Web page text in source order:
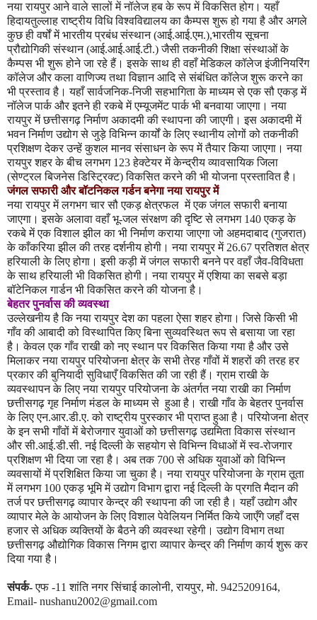
नया रायपुर आने वाले सालों में नॉलेज हब के रूप में विकसित होग। यहाँ
हिदायतुल्लाह राष्ट्रीय विधि विश्वविद्यालय का कैम्पस शुरू हो गया है और अगले
कुछ ही वर्षों में भारतीय प्रबंध संस्थान (आई.आई.एम.),भारतीय सूचना
प्रौद्योगिकी संस्थान (आई.आई.आई.टी.) जैसी तकनीकी शिक्षा संस्थाओं के
कैम्पस भी शुरू होने जा रहे हैं। इसके साथ ही वहाँ मेडिकल कॉलेज इंजीनियरिंग
कॉलेज और कला वाणिज्य तथा विज्ञान आदि से संबंधित कॉलेज शुरू करने का
भी प्रस्ताव है। यहाँ सार्वजनिक-निजी सहभागिता के माध्यम से एक सौ एकड़ में
नॉलेज पार्क और इतने ही रकबे में एम्यूजमेंट पार्क भी बनवाया जाएगा। नया
रायपुर में छत्तीसगढ़ निर्माण अकादमी की स्थापना की जाएगी। इस अकादमी में
भवन निर्माण उद्योग से जुड़े विभिन्न कार्यों के लिए स्थानीय लोगों को तकनीकी
प्रशिक्षण देकर उन्हें कुशल मानव संसाधन के रूप में तैयार किया जाएगा। नया
रायपुर शहर के बीच लगभग 123हेक्टेयर में केन्द्रीय व्यावसायिक जिला
(सेण्ट्रल बिजनेस डिस्ट्रिक्ट) विकसित करने की भी योजना प्रस्तावित है।
जंगल सफारी और बॉटनिकल गर्डन बनेगा नया रायपुर में
नया रायपुर में लगभग चार सौ एकड़ क्षेत्रफल में एक जंगल सफारी बनाया
जाएगा। इसके अलावा वहाँ भू-जल संरक्षण की दृष्टि से लगभग 140एकड़ के
रकबे में एक विशाल झील का भी निर्माण कराया जाएगा जो अहमदाबाद (गुजरात)
के काँकरिया झील की तरह दर्शनीय होगी। नया रायपुर में 26.67प्रतिशत क्षेत्र
हरियाली के लिए होगा। इसी कड़ी में जंगल सफारी बनने पर वहाँ जैव-विविधता
के साथ हरियाली भी विकसित होगी। नया रायपुर में एशिया का सबसे बड़ा
बॉटेनिकल गार्डन भी विकसित करने की योजना है।
बेहतर पुनर्वास की व्यवस्था
उल्लेखनीय है कि नया रायपुर देश का पहला ऐसा शहर होगा। जिसे किसी भी
गाँव की आबादी को विस्थापित किए बिना सुव्यवस्थित रूप से बसाया जा रहा
है। केवल एक गाँव राखी को नए स्थान पर विकसित किया गया है और उसे
मिलाकर नया रायपुर परियोजना क्षेत्र के सभी तेरह गाँवों में शहरों की तरह हर
प्रकार की बुनियादी सुविधाएँ विकसित की जा रही हैं। ग्राम राखी के
व्यवस्थापन के लिए नया रायपुर परियोजना के अंतर्गत नया राखी का निर्माण
छत्तीसगढ़ गृह निर्माण मंडल के माध्यम से हुआ है। राखी गाँव के बेहतर पुनर्वास
के लिए एन.आर.डी.ए. को राष्ट्रीय पुरस्कार भी प्राप्त हुआ है। परियोजना क्षेत्र
के इन सभी गाँवों में बेरोजगार युवाओं को छत्तीसगढ़ उद्यमिता विकास संस्थान
और सी.आई.डी.सी. नई दिल्ली के सहयोग से विभिन्न विधाओं में स्व-रोजगार
प्रशिक्षण भी दिया जा रहा है। अब तक 700से अधिक युवाओं को विभिन्न
व्यवसायों में प्रशिक्षित किया जा चुका है। नया रायपुर परियोजना के ग्राम तूता
में लगभग 100एकड़ भूमि में उद्योग विभाग द्वारा नई दिल्ली के प्रगति मैदान की
तर्ज पर छत्तीसगढ़ व्यापार केन्द्र की स्थापना की जा रही है। यहाँ उद्योग और
व्यापार मेले के आयोजन के लिए विशाल पेवेलियन निर्मित किये जाएँगे जहाँ दस
हजार से अधिक व्यक्तियों के बैठने की व्यवस्था रहेगी। उद्योग विभाग तथा
छत्तीसगढ़ औद्योगिक विकास निगम द्वारा व्यापार केन्द्र की निर्माण कार्य शुरू कर
दिया गया है।
संपर्क-एफ -11 शांति नगर सिंचाई कालोनी,रायपुर,मो. 9425209164,
Email- nushanu2002@gmail.com